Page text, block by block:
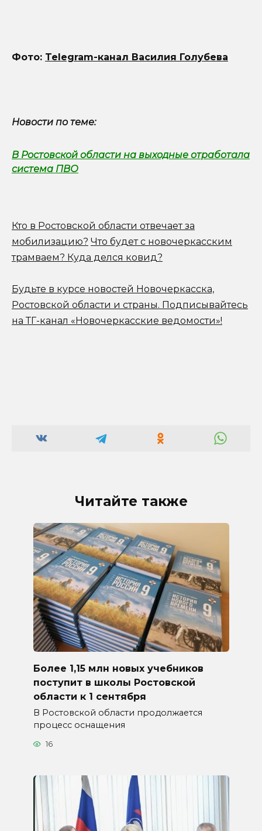
Фото: Telegram-канал Василия Голубева
Новости по теме:
В Ростовской области на выходные отработала
система ПВО
Кто в Ростовской области отвечает за
мобилизацию? Что будет с новочеркасским
трамваем? Куда делся ковид?
Будьте в курсе новостей Новочеркасска,
Ростовской области и страны. Подписывайтесь
на ТГ-канал «Новочеркасские ведомости»!
Читайте также
Более 1,15 млн новых учебников
поступит в школы Ростовской
области к 1 сентября
В Ростовской области продолжается
процесс оснащения
16